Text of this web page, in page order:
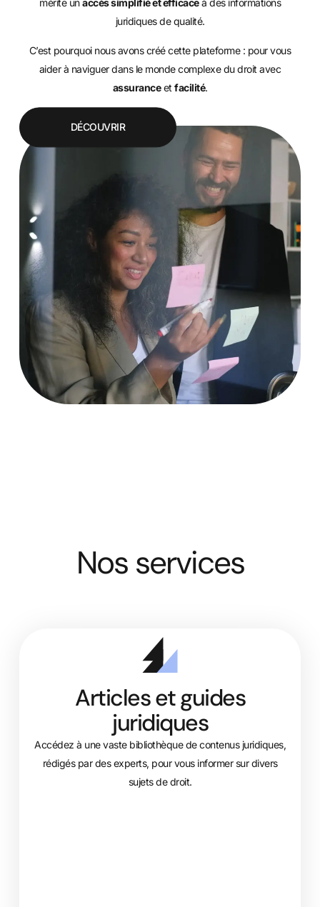
mérite unaccès simplifié et efficaceà des informations
juridiques de qualité.
C’est pourquoi nous avons créé cette plateforme : pour vous
aider à naviguer dans le monde complexe du droit avec
assuranceet facilité.
DÉCOUVRIR
Nos services
Articles et guides
juridiques
Accédez à une vaste bibliothèque de contenus juridiques,
rédigés par des experts, pour vous informer sur divers
sujets de droit.